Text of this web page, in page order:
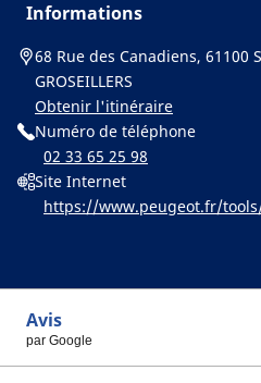
Informations
68 Rue des Canadiens, 61100
GROSEILLERS
Obtenir l'itinéraire
Numéro de téléphone
02 33 65 25 98
Site Internet
https://www.peugeot.fr/
Avis
par Google